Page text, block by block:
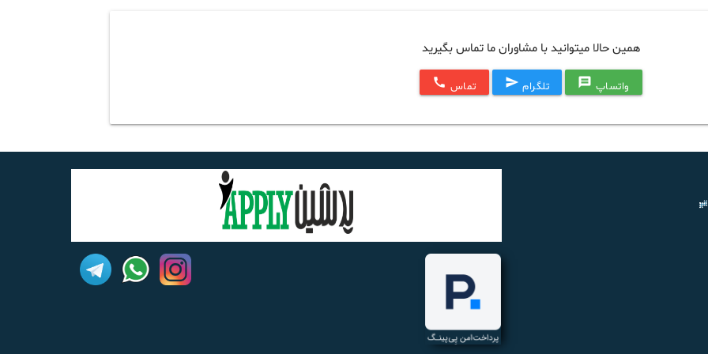
همین حالا میتوانید با مشاوران ما تماس بگیرید
واتساپ message تلگرام send تماس call